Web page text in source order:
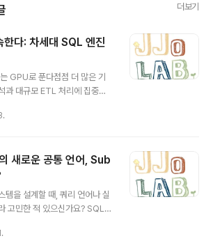
더보기
다: 차세대 SQL 엔진
GPU로 푼다점점 더 많은 기
과 대규모 ETL 처리에 집중하
는 느리고, 비용은 증가하고, 분
쿼리 구조를 그대로 유지하면
극대화해, 최대 10배 이상의
심입니다. CPU 환경에서 생성
연스럽게 옮기고, 특별한 코드
능하게 하는 이 솔루션은 데이
수 있습니다.이 글에서는 Siriu
새로운 공통 언어, Sub
템을 설계할 때, 쿼리 언어나 실
고민한 적 있으신가요? SQL과
개발자나 데이터 엔지니어에